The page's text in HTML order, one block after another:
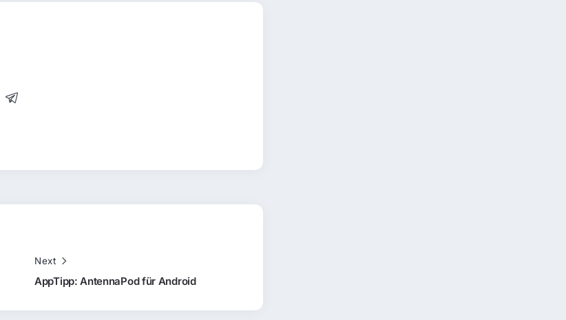
Next
AppTipp: AntennaPod für Android